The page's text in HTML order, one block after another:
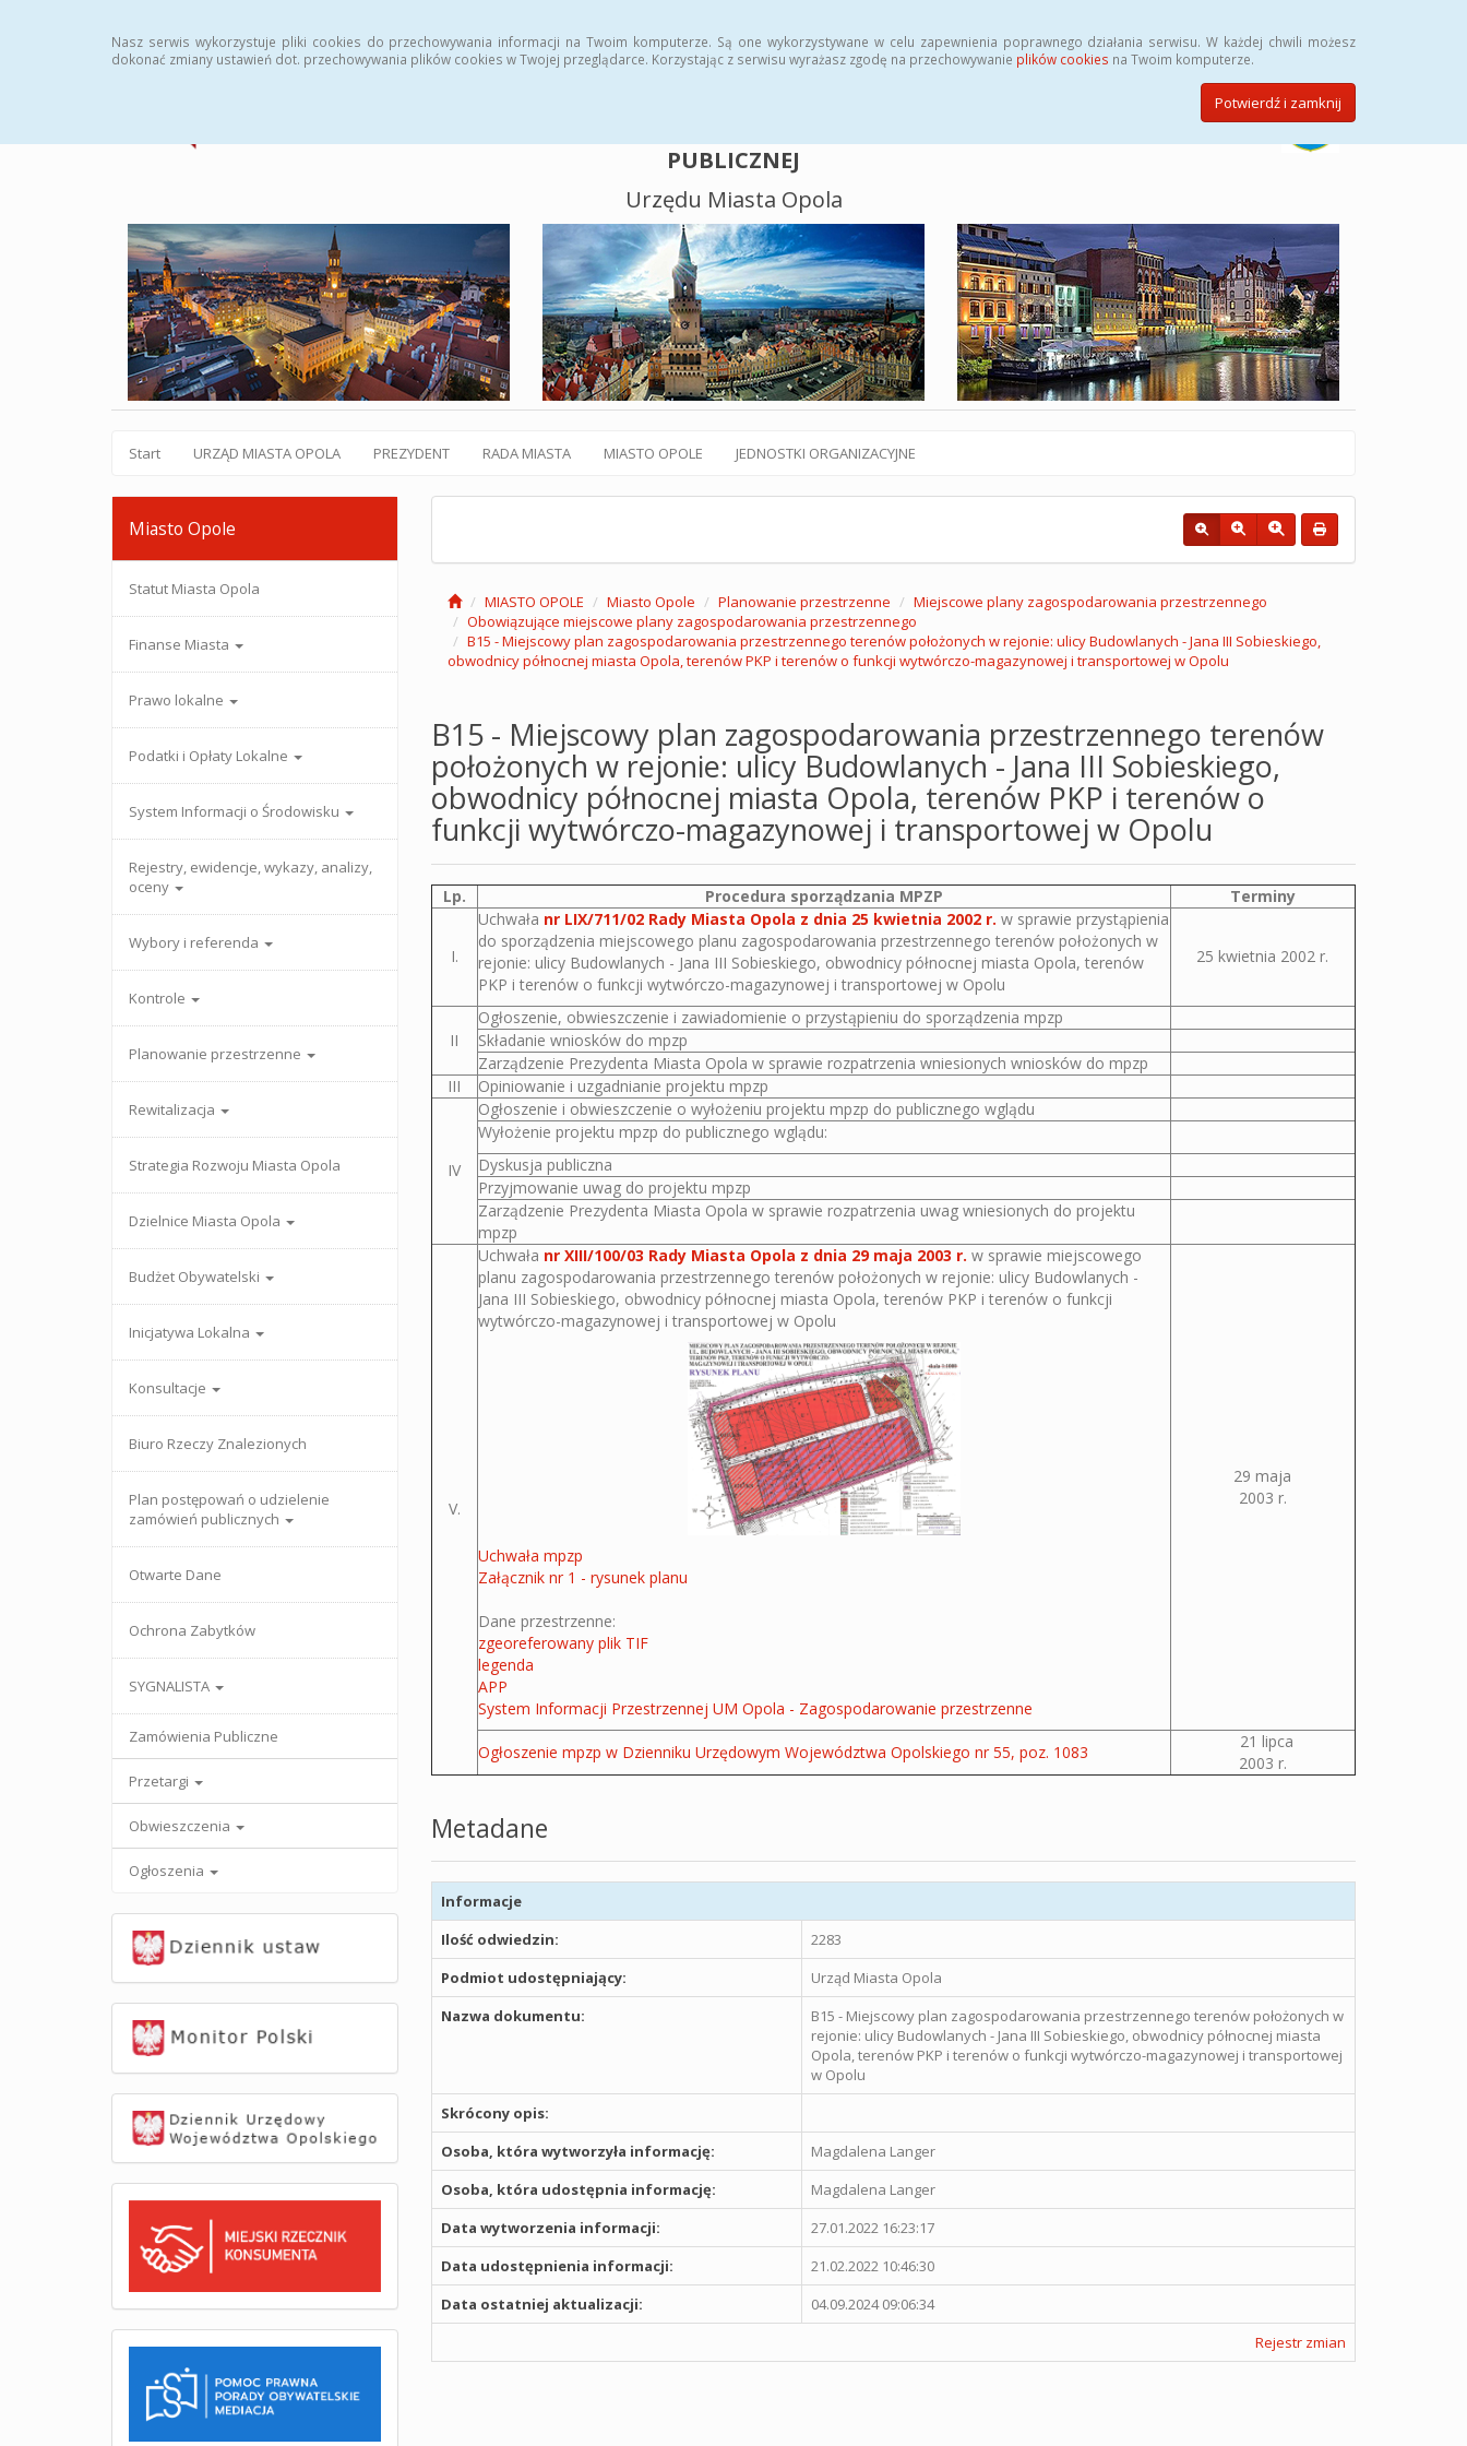
Nasz serwis wykorzystuje pliki cookies do przechowywania informacji na Twoim komputerze. Są one wykorzystywane w celu zapewnienia poprawnego działania serwisu. W każdej chwili możesz
dokonać zmiany ustawień dot. przechowywania plików cookies w Twojej przeglądarce. Korzystając z serwisu wyrażasz zgodę na przechowywanie plików cookies na Twoim komputerze.
Potwierdź i zamknij
PUBLICZNEJ
Urzędu Miasta Opola
Start URZĄD MIASTA OPOLA PREZYDENT RADA MIASTA MIASTO OPOLE JEDNOSTKI ORGANIZACYJNE
Miasto Opole
Statut Miasta Opola
Finanse Miasta
Prawo lokalne
Podatki i Opłaty Lokalne
System Informacji o Środowisku
Rejestry, ewidencje, wykazy, analizy,
oceny
Wybory i referenda
Kontrole
Planowanie przestrzenne
Rewitalizacja
Strategia Rozwoju Miasta Opola
Dzielnice Miasta Opola
Budżet Obywatelski
Inicjatywa Lokalna
Konsultacje
Biuro Rzeczy Znalezionych
Plan postępowań o udzielenie
zamówień publicznych
Otwarte Dane
Ochrona Zabytków
SYGNALISTA
Zamówienia Publiczne
Przetargi
Obwieszczenia
Ogłoszenia
MIASTO OPOLE Miasto Opole Planowanie przestrzenne
Miejscowe plany zagospodarowania przestrzennego
Obowiązujące miejscowe plany zagospodarowania przestrzennego
B15 - Miejscowy plan zagospodarowania przestrzennego terenów położonych w rejonie: ulicy Budowlanych - Jana III Sobieskiego,
obwodnicy północnej miasta Opola, terenów PKP i terenów o funkcji wytwórczo-magazynowej i transportowej w Opolu
B15 - Miejscowy plan zagospodarowania przestrzennego terenów
położonych w rejonie: ulicy Budowlanych - Jana III Sobieskiego,
obwodnicy północnej miasta Opola, terenów PKP i terenów o
funkcji wytwórczo-magazynowej i transportowej w Opolu
Lp. Procedura sporządzania MPZP Terminy
I.
Uchwała nr LIX/711/02 Rady Miasta Opola z dnia 25 kwietnia 2002 r. w sprawie przystąpienia
do sporządzenia miejscowego planu zagospodarowania przestrzennego terenów położonych w
rejonie: ulicy Budowlanych - Jana III Sobieskiego, obwodnicy północnej miasta Opola, terenów
PKP i terenów o funkcji wytwórczo-magazynowej i transportowej w Opolu
25 kwietnia 2002 r.
II
Ogłoszenie, obwieszczenie i zawiadomienie o przystąpieniu do sporządzenia mpzp
Składanie wniosków do mpzp
Zarządzenie Prezydenta Miasta Opola w sprawie rozpatrzenia wniesionych wniosków do mpzp
III
Opiniowanie i uzgadnianie projektu mpzp
IV
Ogłoszenie i obwieszczenie o wyłożeniu projektu mpzp do publicznego wglądu
Wyłożenie projektu mpzp do publicznego wglądu:
Dyskusja publiczna
Przyjmowanie uwag do projektu mpzp
Zarządzenie Prezydenta Miasta Opola w sprawie rozpatrzenia uwag wniesionych do projektu
mpzp
V.
Uchwała nr XIII/100/03 Rady Miasta Opola z dnia 29 maja 2003 r. w sprawie miejscowego
planu zagospodarowania przestrzennego terenów położonych w rejonie: ulicy Budowlanych -
Jana III Sobieskiego, obwodnicy północnej miasta Opola, terenów PKP i terenów o funkcji
wytwórczo-magazynowej i transportowej w Opolu
Uchwała mpzp
Załącznik nr 1 - rysunek planu
Dane przestrzenne:
zgeoreferowany plik TIF
legenda
APP
System Informacji Przestrzennej UM Opola - Zagospodarowanie przestrzenne
29 maja
2003 r.
Ogłoszenie mpzp w Dzienniku Urzędowym Województwa Opolskiego nr 55, poz. 1083
21 lipca
2003 r.
Metadane
Informacje
Ilość odwiedzin:
2283
Podmiot udostępniający:
Urząd Miasta Opola
Nazwa dokumentu:
B15 - Miejscowy plan zagospodarowania przestrzennego terenów położonych w
rejonie: ulicy Budowlanych - Jana III Sobieskiego, obwodnicy północnej miasta
Opola, terenów PKP i terenów o funkcji wytwórczo-magazynowej i transportowej
w Opolu
Skrócony opis:
Osoba, która wytworzyła informację:
Magdalena Langer
Osoba, która udostępnia informację:
Magdalena Langer
Data wytworzenia informacji:
27.01.2022 16:23:17
Data udostępnienia informacji:
21.02.2022 10:46:30
Data ostatniej aktualizacji:
04.09.2024 09:06:34
Rejestr zmian